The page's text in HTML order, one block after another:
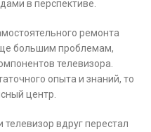
в перспективе.
ремонта
большим проблемам,
телевизора.
опыта и знаний, то
центр.
телевизор вдруг перестал